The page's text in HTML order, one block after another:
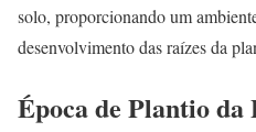
solo, proporcionando um
desenvolvimento das raízes da
Época de Plantio da